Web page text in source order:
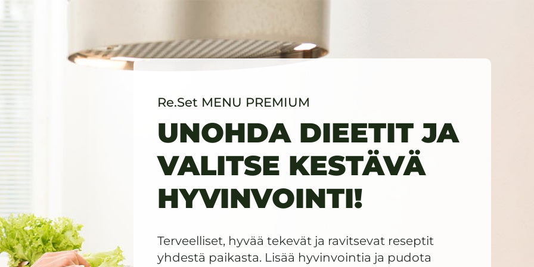
Re.Set MENU PREMIUM
UNOHDA DIEETIT JA
VALITSE KESTÄVÄ
HYVINVOINTI!
Terveelliset, hyvää tekevät ja ravitsevat reseptit
yhdestä paikasta. Lisää hyvinvointia ja pudota